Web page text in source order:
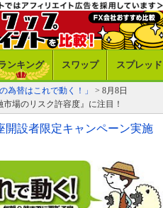
ンキング スワップ スプレッド
為替はこれで動く！」
> 8月8日
場のリスク許容度』に注目！
設者限定キャンペーン実施